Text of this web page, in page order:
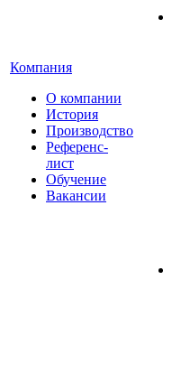
Компания
О компании
История
Производство
Референс-
лист
Обучение
Вакансии